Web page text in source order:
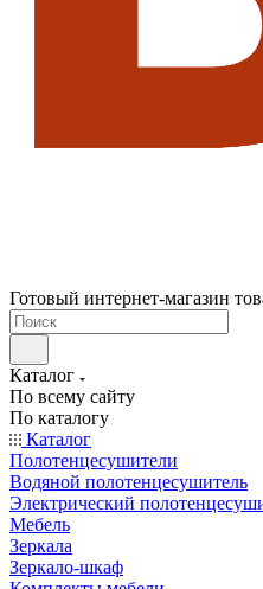
Готовый интернет-магазин
Каталог
По всему сайту
По каталогу
Каталог
Полотенцесушители
Водяной полотенцесушитель
Электрический
Мебель
Зеркала
Зеркало-шкаф